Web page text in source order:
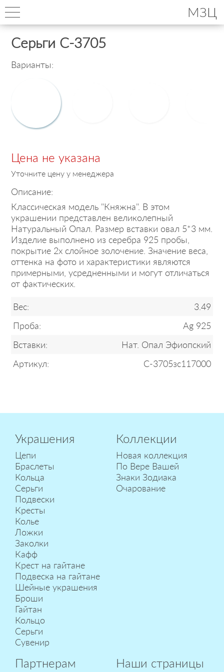
МЗЦ
Серьги С-3705
Варианты:
Цена не указана
Уточните цену у менеджера
Описание:
Классическая модель "Княжна". В этом
украшении представлен великолепный
Натуральный Опал. Размер вставки овал 5*3 мм.
Изделие выполнено из серебра 925 пробы,
покрытие 2х слойное золочение. Значение веса,
оттенка на фото и характеристики являются
примерными, усредненными и могут отличаться
от фактических.
Вес:
3.49
Проба:
Ag 925
Вставки:
Нат. Опал Эфиопский
Артикул:
С-3705зс117000
Украшения
Цепи
Браслеты
Кольца
Серьги
Подвески
Кресты
Колье
Ложки
Заколки
Кафф
Крест на гайтане
Подвеска на гайтане
Шейные украшения
Броши
Гайтан
Кольцо
Серьги
Сувенир
Коллекции
Новая коллекция
По Вере Вашей
Знаки Зодиака
Очарование
Партнерам Наши страницы